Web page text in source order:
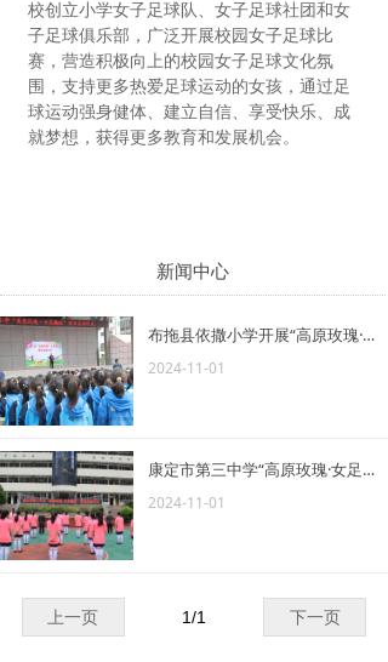
布拖县依撒小学开展“高原玫瑰·女足腾跃”项目启动仪式
2024-11-01
康定市第三中学“高原玫瑰·女足腾跃”项目启动仪式
2024-11-01
上一页 下一页
1/1
新闻中心
校创立小学女子足球队、女子足球社团和女
子足球俱乐部，广泛开展校园女子足球比
赛，营造积极向上的校园女子足球文化氛
围，支持更多热爱足球运动的女孩，通过足
球运动强身健体、建立自信、享受快乐、成
就梦想，获得更多教育和发展机会。